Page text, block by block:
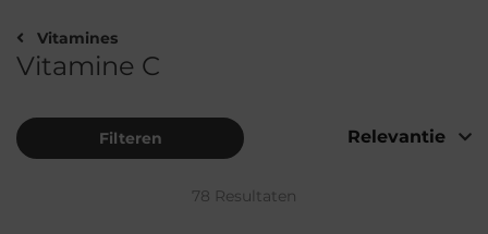
Vitamines
Vitamine C
Filteren
78 Resultaten